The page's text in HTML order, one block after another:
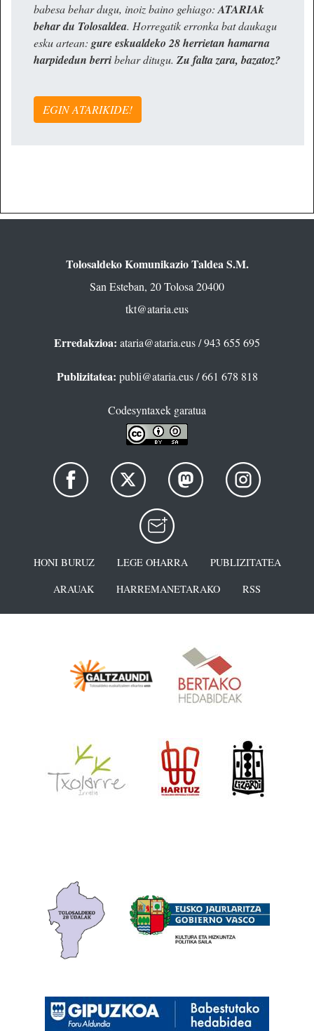
babesa behar dugu, inoiz baino gehiago: ATARIAk
behar du Tolosaldea. Horregatik erronka bat daukagu
esku artean: gure eskualdeko 28 herrietan hamarna
harpidedun berribehar ditugu. Zu falta zara, bazatoz?
EGIN ATARIKIDE!
Tolosaldeko Komunikazio Taldea S.M.
San Esteban, 20 Tolosa 20400
tkt@ataria.eus
Erredakzioa: ataria@ataria.eus/ 943 655 695
Publizitatea: publi@ataria.eus/ 661 678 818
Codesyntaxek garatua
HONI BURUZ LEGE OHARRA
PUBLIZITATEA
ARAUAK
HARREMANETARAKO RSS